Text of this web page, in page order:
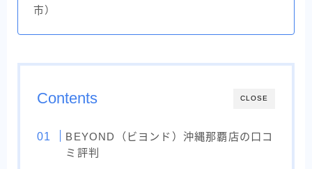
市）
CLOSE
Contents
BEYOND（ビヨンド）沖縄那覇店の口コ
ミ評判